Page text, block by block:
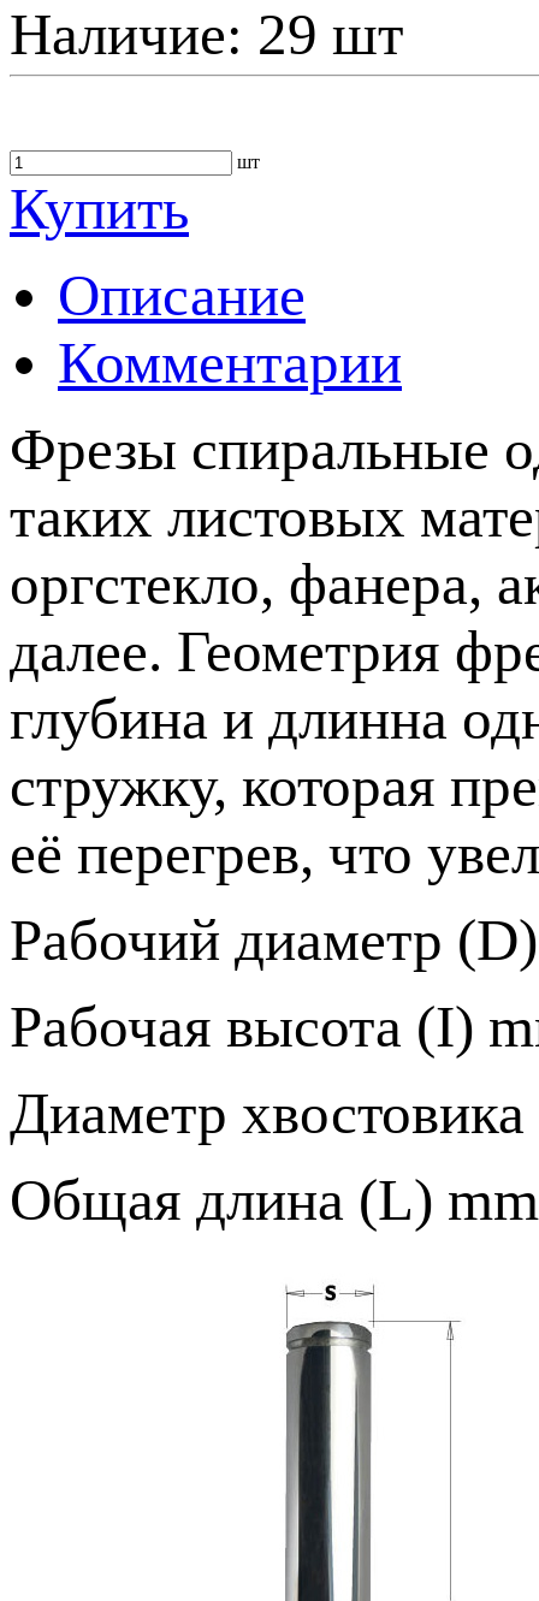
Наличие: 29 шт
шт
Купить
Описание
Комментарии
Фрезы спиральные
таких листовых
оргстекло, фанера,
далее. Геометрия
глубина и длинна
стружку, которая
её перегрев, что
Рабочий диаметр
Рабочая высота (I)
Диаметр
Общая длина (L)